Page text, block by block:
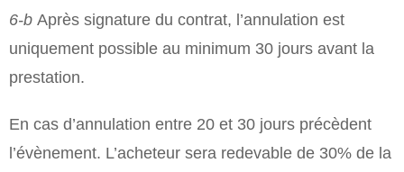
6-b Après signature du contrat, l’annulation est
uniquement possible au minimum 30 jours avant la
prestation.
En cas d’annulation entre 20 et 30 jours précèdent
l’évènement. L’acheteur sera redevable de 30% de la